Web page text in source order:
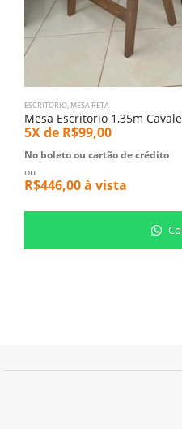
ESCRITORIO, MESA RETA
Mesa Escritorio 1,35m
5X de R$99,00
No boleto ou cartão de crédito
ou
R$446,00à vista